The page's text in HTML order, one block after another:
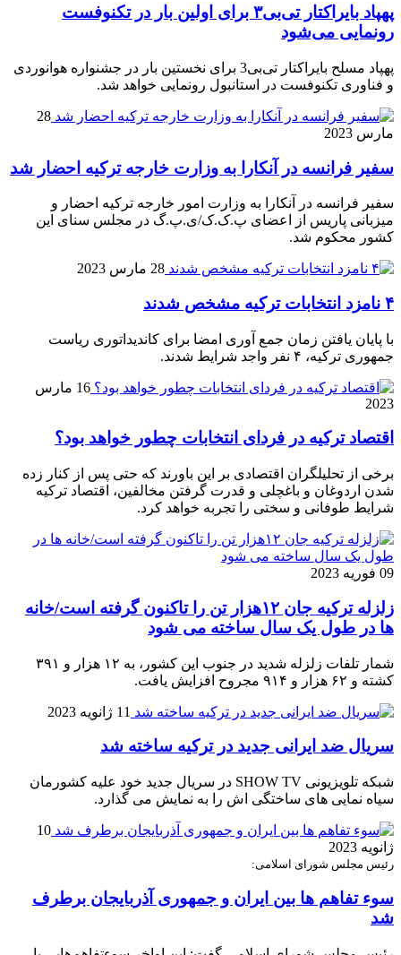
پهپاد بایراکتار تی‌بی۳ برای اولین بار در تکنوفست
رونمایی می‌شود
پهپاد مسلح بایراکتار تی‌بی3 برای نخستین بار در جشنواره هوانوردی
و فناوری تکنوفست در استانبول رونمایی خواهد شد.
28
مارس 2023
سفیر فرانسه در آنکارا به وزارت خارجه ترکیه احضار شد
سفیر فرانسه در آنکارا به وزارت امور خارجه ترکیه احضار و
میزبانی پاریس از اعضای پ.ک.ک/ی.پ.گ در مجلس سنای این
کشور محکوم شد.
28 مارس 2023
۴ نامزد انتخابات ترکیه مشخص شدند
با پایان یافتن زمان جمع آوری امضا برای کاندیداتوری ریاست
جمهوری ترکیه، ۴ نفر واجد شرایط شدند.
16 مارس
2023
اقتصاد ترکیه در فردای انتخابات چطور خواهد بود؟
برخی از تحلیلگران اقتصادی بر این باورند که حتی پس از کنار زده
شدن اردوغان و باغچلی و قدرت گرفتن مخالفین، اقتصاد ترکیه
شرایط طوفانی و سختی را تجربه خواهد کرد.
09 فوریه 2023
زلزله ترکیه جان ۱۲هزار تن را تاکنون گرفته است/خانه
ها در طول یک سال ساخته می شود
شمار تلفات زلزله شدید در جنوب این کشور، به ۱۲ هزار و ۳۹۱
کشته و ۶۲ هزار و ۹۱۴ مجروح افزایش یافت.
11 ژانویه 2023
سریال ضد ایرانی جدید در ترکیه ساخته شد
شبکه تلویزیونی SHOW TV در سریال جدید خود علیه کشورمان
سیاه نمایی های ساختگی اش را به نمایش می گذارد.
10
ژانویه 2023
رئیس مجلس شورای اسلامی:
سوء تفاهم ها بین ایران و جمهوری آذربایجان برطرف
شد